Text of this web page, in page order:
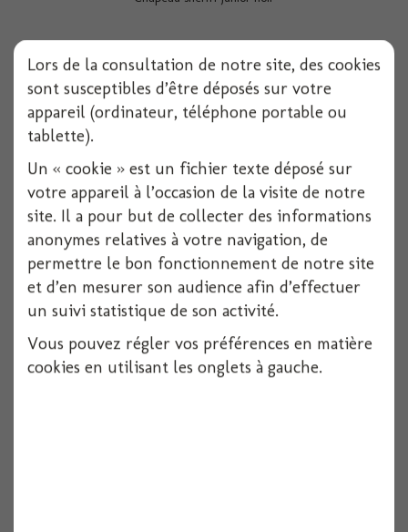
Voir
Chapeau sorciere avec cheveux
Lors de la consultation de notre site, des cookies
sont susceptibles d’être déposés sur votre
appareil (ordinateur, téléphone portable ou
tablette).
Un « cookie » est un fichier texte déposé sur
votre appareil à l’occasion de la visite de notre
site. Il a pour but de collecter des informations
anonymes relatives à votre navigation, de
permettre le bon fonctionnement de notre site
et d’en mesurer son audience afin d’effectuer
un suivi statistique de son activité.
Vous pouvez régler vos préférences en matière
cookies en utilisant les onglets à gauche.